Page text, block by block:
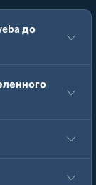
до